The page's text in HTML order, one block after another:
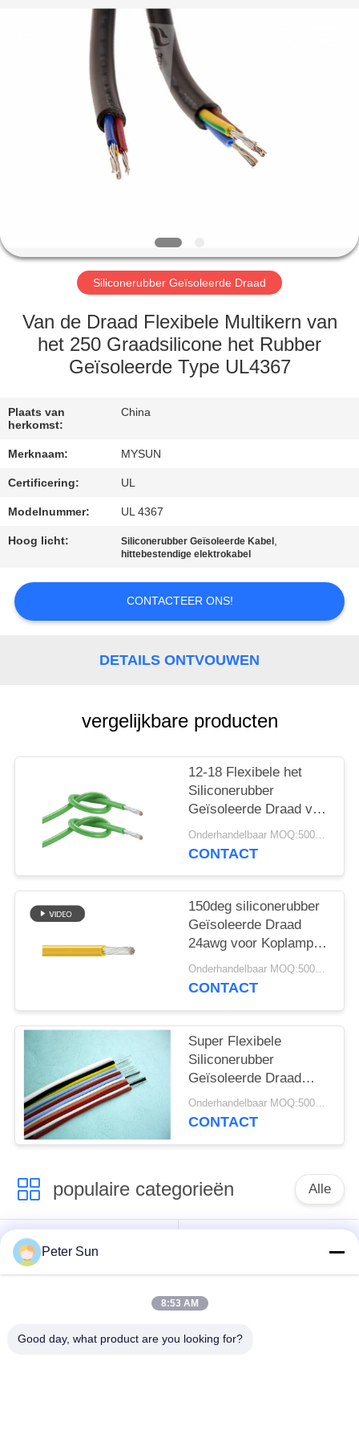
PRODUCTEN
ONGEVEER
FABRIEKSREIS
KWALITEITSCONTROLE
CONTACTEER
CITAAT
SITEMAP
PRIVACY
POLICY
Siliconerubber Geïsoleerde Draad
Van de Draad Flexibele Multikern van
het 250 Graadsilicone het Rubber
Geïsoleerde Type UL4367
Plaats van
herkomst:
China
Merknaam: MYSUN
Certificering: UL
Modelnummer: UL 4367
Hoog licht: Siliconerubber Geïsoleerde Kabel ,
hittebestendige elektrokabel
CONTACTEER ONS!
DETAILS ONTVOUWEN
vergelijkbare producten
12-18 Flexibele het
Siliconerubber
Geïsoleerde Draad van
AWG voor Huistoestel
UL 3134
Onderhandelbaar MOQ:5000 PC 's
CONTACT
150deg siliconerubber
Geïsoleerde Draad
24awg voor Koplamp
600V UL 3137
Onderhandelbaar MOQ:5000 PC 's
CONTACT
Super Flexibele
Siliconerubber
Geïsoleerde Draad
voor het Bewijs van de
Verwarmerul 3138
Onderhandelbaar MOQ:5000 PC 's
CONTACT
populaire categorieën Alle
Flexibele
Geïsoleerde Draad
Koperdraad
Peter Sun
8:53 AM
Good day, what product are you looking for?